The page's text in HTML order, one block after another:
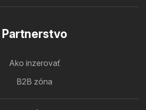
Partnerstvo
Ako inzerovať
B2B zóna